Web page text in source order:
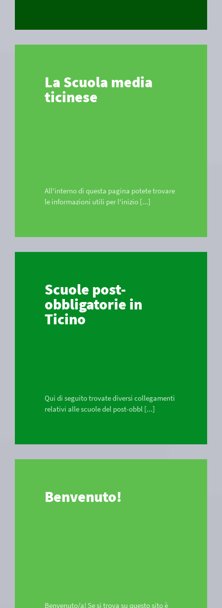
La Scuola media
ticinese
All'interno di questa pagina potete trovare
le informazioni utili per l'inizio [...]
Scuole post-
obbligatorie in
Ticino
Qui di seguito trovate diversi collegamenti
relativi alle scuole del post-obbl [...]
Benvenuto!
Benvenuto/a! Se si trova su questo sito è